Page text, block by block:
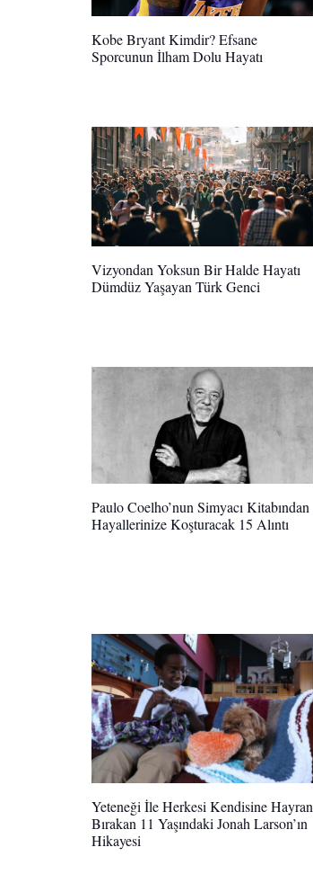
Kobe Bryant Kimdir? Efsane
Sporcunun İlham Dolu Hayatı
Vizyondan Yoksun Bir Halde Hayatı
Dümdüz Yaşayan Türk Genci
Paulo Coelho’nun Simyacı Kitabından
Hayallerinize Koşturacak 15 Alıntı
Yeteneği İle Herkesi Kendisine Hayran
Bırakan 11 Yaşındaki Jonah Larson’ın
Hikayesi